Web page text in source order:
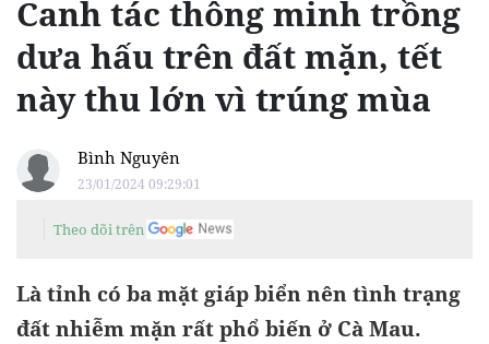
Canh tác thông minh trồng
dưa hấu trên đất mặn, tết
này thu lớn vì trúng mùa
Bình Nguyên
23/01/2024 09:29:01
Theo dõi trên
Là tỉnh có ba mặt giáp biển nên tình trạng
đất nhiễm mặn rất phổ biến ở Cà Mau.